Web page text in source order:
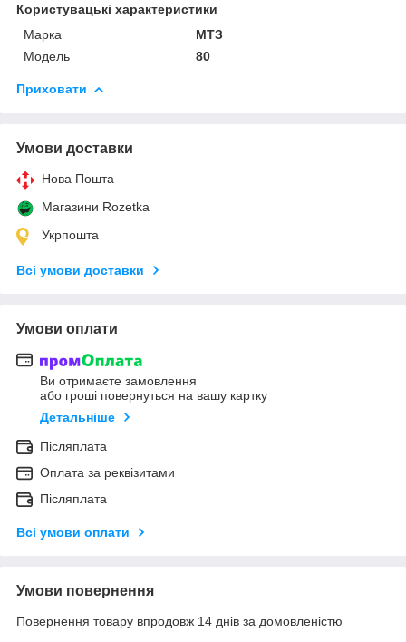
Користувацькі характеристики
Марка
МТЗ
Модель
80
Приховати
Умови доставки
Нова Пошта
Магазини Rozetka
Укрпошта
Всі умови доставки
Умови оплати
Ви отримаєте замовлення
або гроші повернуться на вашу картку
Детальніше
Післяплата
Оплата за реквізитами
Післяплата
Всі умови оплати
Умови повернення
Повернення товару впродовж 14 днів за домовленістю